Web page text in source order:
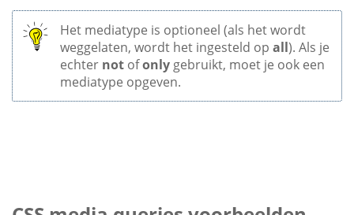
Het mediatype is optioneel (als het wordt
weggelaten, wordt het ingesteld op all). Als je
echter not ofonlygebruikt, moet je ook een
mediatype opgeven.